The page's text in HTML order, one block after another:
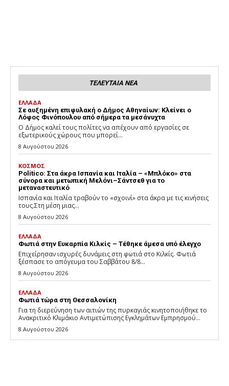
ΤΕΛΕΥΤΑΙΑ ΝΕΑ
ΕΛΛΑΔΑ
Σε αυξημένη επιφυλακή ο Δήμος Αθηναίων: Κλείνει ο
Λόφος Φινόπουλου από σήμερα τα μεσάνυχτα
Ο Δήμος καλεί τους πολίτες να απέχουν από εργασίες σε
εξωτερικούς χώρους που μπορεί...
8 Αυγούστου 2026
ΚΟΣΜΟΣ
Politico: Στα άκρα Ισπανία και Ιταλία – «Μπλόκο» στα
σύνορα και μετωπική Μελόνι–Σάντσεθ για το
μεταναστευτικό
Ισπανία και Ιταλία τραβούν το «σχοινί» στα άκρα με τις κινήσεις
τους.Στη μέση μιας...
8 Αυγούστου 2026
ΕΛΛΑΔΑ
Φωτιά στην Ευκαρπία Κιλκίς – Τέθηκε άμεσα υπό έλεγχο
Επιχείρησαν ισχυρές δυνάμεις στη φωτιά στο Κιλκίς. Φωτιά
ξέσπασε το απόγευμα του Σαββάτου 8/8...
8 Αυγούστου 2026
ΕΛΛΑΔΑ
Φωτιά τώρα στη Θεσσαλονίκη
Για τη διερεύνηση των αιτιών της πυρκαγιάς κινητοποιήθηκε το
Ανακριτικό Κλιμάκιο Αντιμετώπισης Εγκλημάτων Εμπρησμού...
8 Αυγούστου 2026